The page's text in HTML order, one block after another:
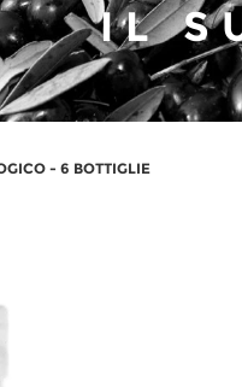
IL
- 6 BOTTIGLIE